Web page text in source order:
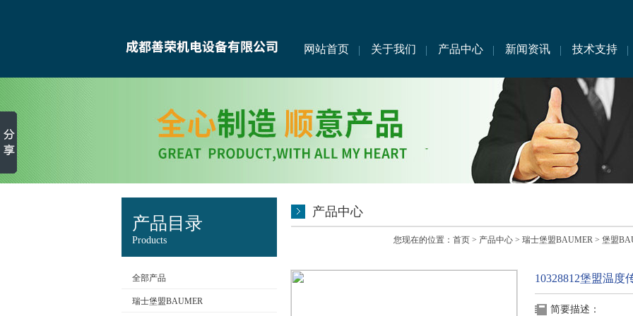
网站首页 关于我们 产品中心 新闻资讯 技术支持
产品目录
Products
全部产品
瑞士堡盟BAUMER
产品中心
您现在的位置： 首页 > 产品中心 > 瑞士堡盟BAUMER > 堡盟
10328812堡盟温度
简要描述：